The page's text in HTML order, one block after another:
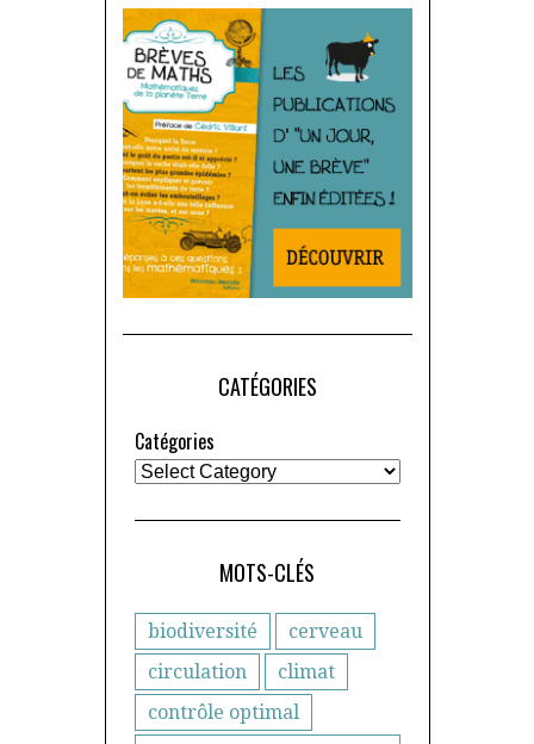
CATÉGORIES
Catégories
MOTS-CLÉS
biodiversité
cerveau
circulation
climat
contrôle optimal